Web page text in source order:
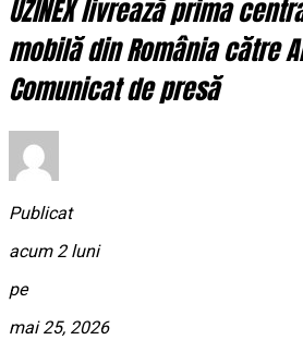
UZINEX livrează prima
mobilă din România către
Comunicat de presă
Publicat
acum 2 luni
pe
mai 25, 2026